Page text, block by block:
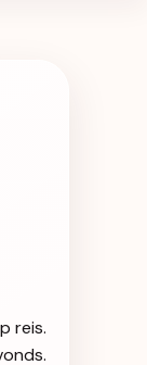
reis.